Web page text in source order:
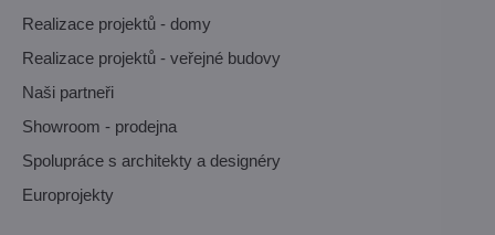
Realizace projektů - domy
Realizace projektů - veřejné budovy
Naši partneři
Showroom - prodejna
Spolupráce s architekty a designéry
Europrojekty